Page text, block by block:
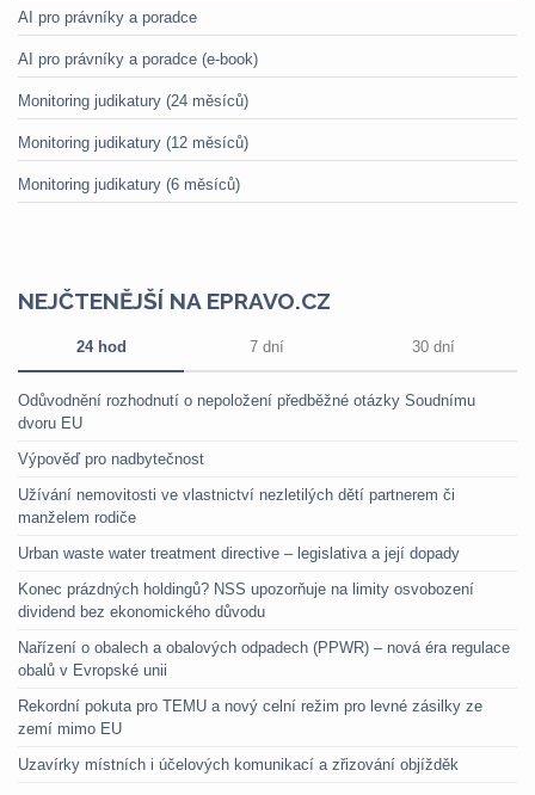
AI pro právníky a poradce
AI pro právníky a poradce (e-book)
Monitoring judikatury (24 měsíců)
Monitoring judikatury (12 měsíců)
Monitoring judikatury (6 měsíců)
NEJČTENĚJŠÍ NA EPRAVO.CZ
24 hod 7 dní 30 dní
Odůvodnění rozhodnutí o nepoložení předběžné otázky Soudnímu
dvoru EU
Výpověď pro nadbytečnost
Užívání nemovitosti ve vlastnictví nezletilých dětí partnerem či
manželem rodiče
Urban waste water treatment directive – legislativa a její dopady
Konec prázdných holdingů? NSS upozorňuje na limity osvobození
dividend bez ekonomického důvodu
Nařízení o obalech a obalových odpadech (PPWR) – nová éra regulace
obalů v Evropské unii
Rekordní pokuta pro TEMU a nový celní režim pro levné zásilky ze
zemí mimo EU
Uzavírky místních i účelových komunikací a zřizování objížděk